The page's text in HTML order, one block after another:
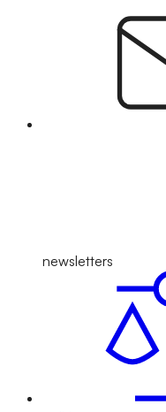
newsletters